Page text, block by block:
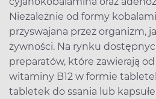
Niezależnie od formy
przyswajana przez organizm,
żywności. Na rynku
preparatów, które zawierają
witaminy B12 w formie
tabletek do ssania lub